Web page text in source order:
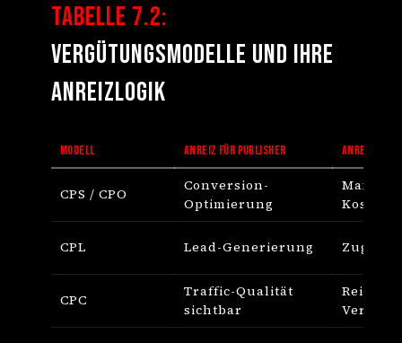
Tabelle 7.2:
Vergütungsmodelle und ihre
Anreizlogik
MODELL ANREIZ FÜR PUBLISHER ANREIZ FÜR
CPS / CPO
Conversion-
Optimierung
CPL Lead-Generierung Zugang
CPC
Traffic-Qualität
sichtbar